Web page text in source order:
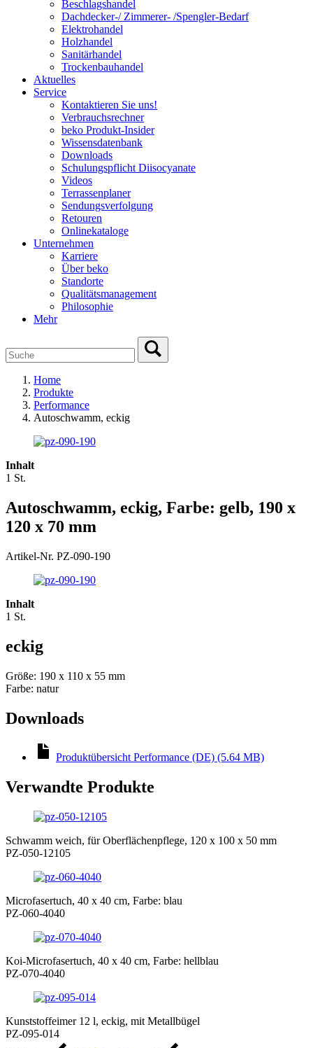
Beschlagshandel
Dachdecker-/ Zimmerer- /Spengler-Bedarf
Elektrohandel
Holzhandel
Sanitärhandel
Trockenbauhandel
Aktuelles
Service
Kontaktieren Sie uns!
Verbrauchsrechner
beko Produkt-Insider
Wissensdatenbank
Downloads
Schulungspflicht Diisocyanate
Videos
Terrassenplaner
Sendungsverfolgung
Retouren
Onlinekataloge
Unternehmen
Karriere
Über beko
Standorte
Qualitätsmanagement
Philosophie
Mehr
Home
Produkte
Performance
Autoschwamm, eckig
Inhalt
1 St.
Autoschwamm, eckig, Farbe: gelb, 190 x
120 x 70 mm
Artikel-Nr. PZ-090-190
Inhalt
1 St.
eckig
Größe: 190 x 110 x 55 mm
Farbe: natur
Downloads
Produktübersicht Performance (DE) (5.64 MB)
Verwandte Produkte
Schwamm weich, für Oberflächenpflege, 120 x 100 x 50 mm
PZ-050-12105
Microfasertuch, 40 x 40 cm, Farbe: blau
PZ-060-4040
Koi-Microfasertuch, 40 x 40 cm, Farbe: hellblau
PZ-070-4040
Kunststoffeimer 12 l, eckig, mit Metallbügel
PZ-095-014